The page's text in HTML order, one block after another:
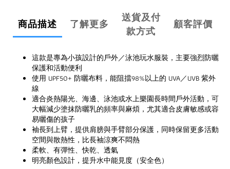
商品描述 了解更多
送貨及付
款方式
顧客評價
這款是專為小孩設計的戶外／泳池玩水服裝，主要強烈防曬
保護和活動便利
使用 UPF50+ 防曬布料，能阻擋98%以上的 UVA／UVB 紫外
線
適合炎熱陽光、海邊、泳池或水上樂園長時間戶外活動，可
大幅減少塗抹防曬乳的頻率與麻煩，尤其適合皮膚敏感或容
易曬傷的孩子
袖長到上臂，提供肩膀與手臂部分保護，同時保留更多活動
空間與散熱性，比長袖涼爽不悶熱
柔軟、有彈性、快乾、透氣
明亮顏色設計，提升水中能見度（安全色）